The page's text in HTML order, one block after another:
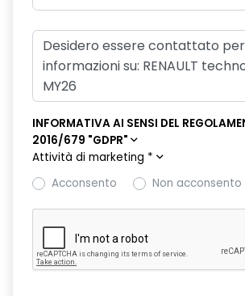
INFORMATIVA AI SENSI DEL
2016/679 "GDPR"
Attività di marketing *
Acconsento
Non acconsento